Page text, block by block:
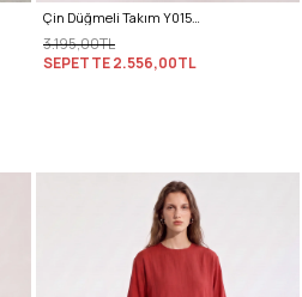
Çin Düğmeli Takım Y0157 - KİREMİT
3.195,00TL
SEPETTE2.556,00TL